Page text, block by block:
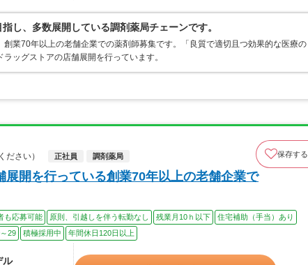
し、多数展開している調剤薬局チェーンです。
業70年以上の老舗企業での薬剤師募集です。「良質で適切且つ効果的な医療の
ッグストアの店舗展開を行っています。
さい）
正社員 調剤薬局 保存する
開を行っている創業70年以上の老舗企業で
も応募可能 原則、引越しを伴う転勤なし 残業月10ｈ以下
住宅補助（手当）あり
29 積極採用中 年間休日120日以上
ル